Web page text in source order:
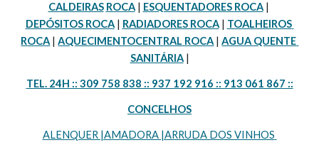
CALDEIRAS ROCA | ESQUENTADORES ROCA
DEPÓSITOS ROCA | RADIADORES ROCA | TOALHEIROS
ROCA | AQUECIMENTOCENTRAL ROCA | AGUA QUENTE
SANITÁRIA |
TEL. 24H :: 309 758 838 :: 937 192 916 :: 913 061 867 ::
CONCELHOS
ALENQUER |AMADORA |ARRUDA DOS VINHOS